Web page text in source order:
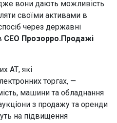
вони дають можливість
своїми активами в
через державні
СЕО Прозорро.Продажі
АТ, які
торгах, —
машини та обладнання
з продажу та оренди
на підвищення